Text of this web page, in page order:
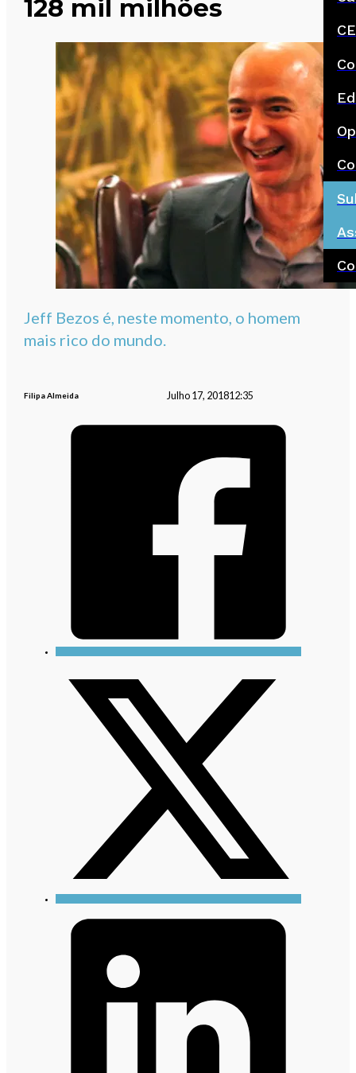
128 mil milhões
Jeff Bezos é, neste momento, o homem
mais rico do mundo.
Filipa Almeida Julho 17, 201812:35